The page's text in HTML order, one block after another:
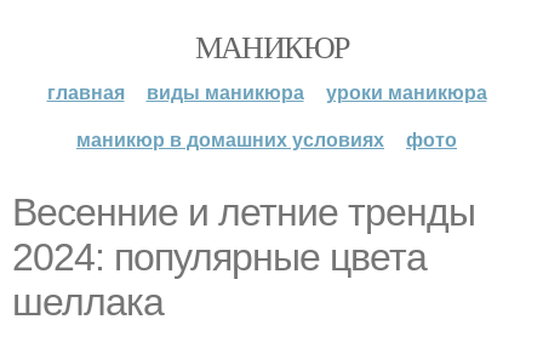
МАНИКЮР
главная виды маникюра
уроки маникюра
маникюр в домашних условиях
фото
Весенние и летние тренды
2024: популярные цвета
шеллака